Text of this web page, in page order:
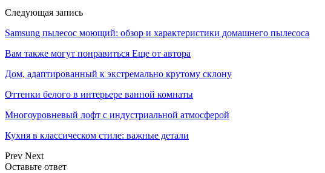
Следующая запись
Samsung пылесос моющий: обзор и характеристики домашнего пылесоса
Вам также могут понравиться Еще от автора
Дом, адаптированный к экстремально крутому склону
Оттенки белого в интерьере ванной комнаты
Многоуровневый лофт с индустриальной атмосферой
Кухня в классическом стиле: важные детали
Prev Next
Оставьте ответ